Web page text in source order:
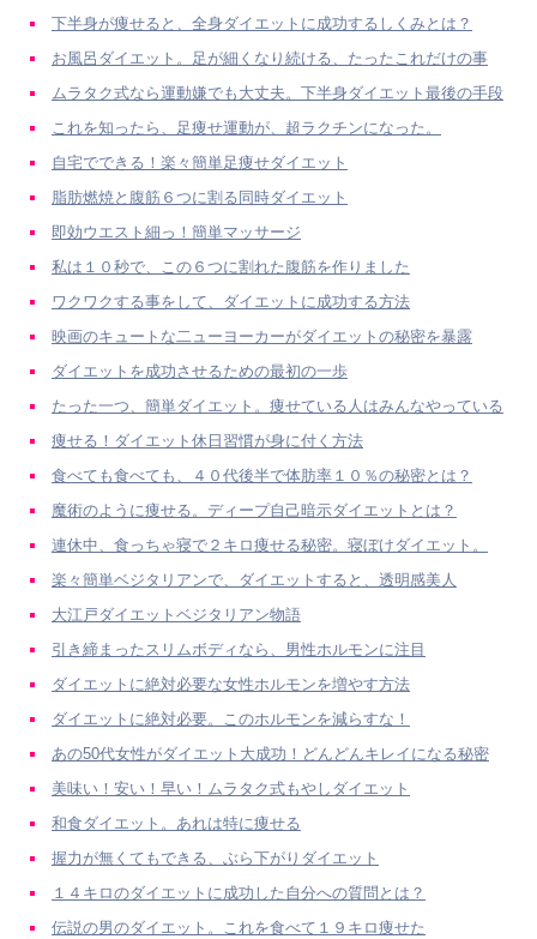
下半身が痩せると、全身ダイエットに成功するしくみとは？
お風呂ダイエット。足が細くなり続ける、たったこれだけの事
ムラタク式なら運動嫌でも大丈夫。下半身ダイエット最後の手段
これを知ったら、足痩せ運動が、超ラクチンになった。
自宅でできる！楽々簡単足痩せダイエット
脂肪燃焼と腹筋６つに割る同時ダイエット
即効ウエスト細っ！簡単マッサージ
私は１０秒で、この６つに割れた腹筋を作りました
ワクワクする事をして、ダイエットに成功する方法
映画のキュートな二ューヨーカーがダイエットの秘密を暴露
ダイエットを成功させるための最初の一歩
たった一つ、簡単ダイエット。痩せている人はみんなやっている
痩せる！ダイエット休日習慣が身に付く方法
食べても食べても、４０代後半で体肪率１０％の秘密とは？
魔術のように痩せる。ディープ自己暗示ダイエットとは？
連休中、食っちゃ寝で２キロ痩せる秘密。寝ぼけダイエット。
楽々簡単ベジタリアンで、ダイエットすると、透明感美人
大江戸ダイエットベジタリアン物語
引き締まったスリムボディなら、男性ホルモンに注目
ダイエットに絶対必要な女性ホルモンを増やす方法
ダイエットに絶対必要。このホルモンを減らすな！
あの50代女性がダイエット大成功！どんどんキレイになる秘密
美味い！安い！早い！ムラタク式もやしダイエット
和食ダイエット。あれは特に痩せる
握力が無くてもできる、ぶら下がりダイエット
１４キロのダイエットに成功した自分への質問とは？
伝説の男のダイエット。これを食べて１９キロ痩せた